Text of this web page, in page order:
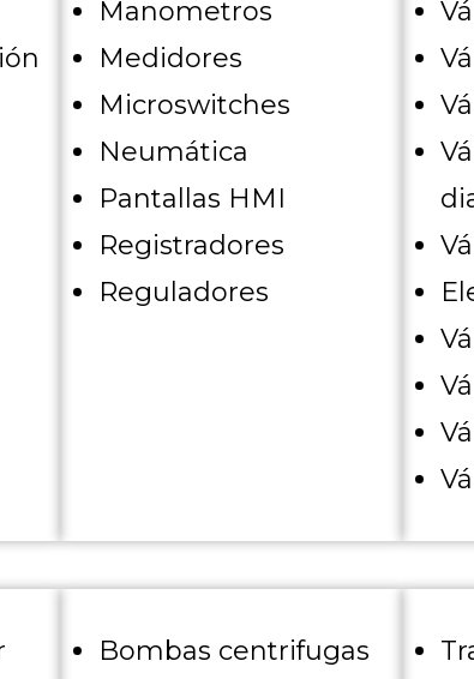
Manometros
Medidores
Microswitches
Neumática
Pantallas HMI
Registradores
Reguladores
Bombas centrifugas